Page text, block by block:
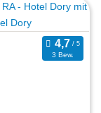
3 Bew.